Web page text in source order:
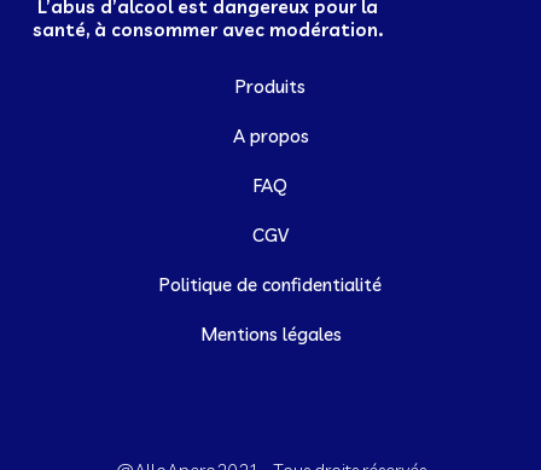
L’abus d’alcool est dangereux pour la
santé, à consommer avec modération.
Produits
A propos
FAQ
CGV
Politique de confidentialité
Mentions légales